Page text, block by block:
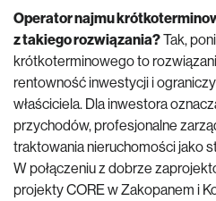
Operator najmu
z takiego rozwiązania?Tak,
krótkoterminowego to
rentowność inwestycji i
właściciela. Dla inwestora
przychodów, profesjonalne
traktowania nieruchomości jako
W połączeniu z dobrze
projekty CORE w Zakopanem i